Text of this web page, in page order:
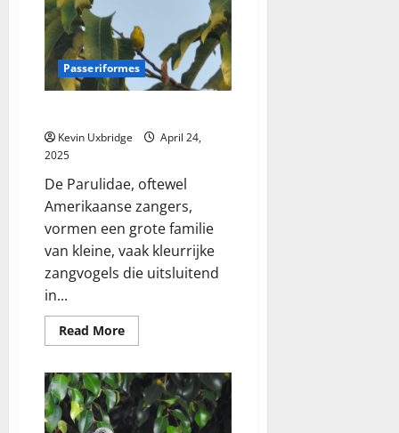
Passeriformes
Kevin Uxbridge
April 24,
2025
De Parulidae, oftewel
Amerikaanse zangers,
vormen een grote familie
van kleine, vaak kleurrijke
zangvogels die uitsluitend
in...
Read MoreRead
more
–
Zangers